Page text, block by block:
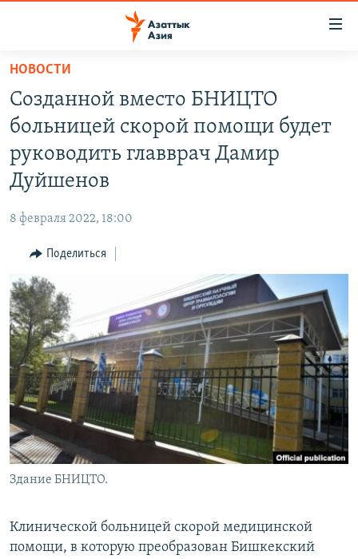
Вернуться
основному
содержанию
главной
Вернутся
поиску
УЗБЕКИСТАН
НОВОСТИ
НА ДРУГИХ ЯЗЫКАХ
КЫРГЫЗЧА
ЎЗБЕКЧА
ТОҶИКӢ
TÜRKMENÇE
ПОДПИШИТЕСЬ НА НАС В СОЦСЕТЯХ
Все сайты РСЕ/РС
НОВОСТИ
Созданной вместо БНИЦТО
больницей скорой помощи будет
руководить главврач Дамир
Дуйшенов
8 февраля 2022, 18:00
Поделиться
Здание БНИЦТО.
Клинической больницей скорой медицинской
помощи, в которую преобразован Бишкекский